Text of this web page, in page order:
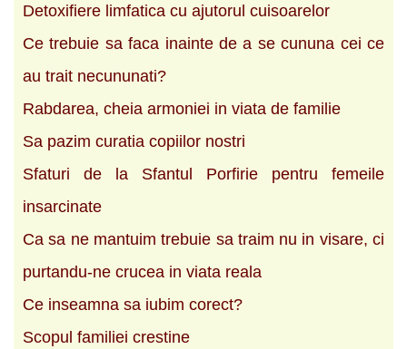
Detoxifiere limfatica cu ajutorul cuisoarelor
Ce trebuie sa faca inainte de a se cununa cei ce
au trait necununati?
Rabdarea, cheia armoniei in viata de familie
Sa pazim curatia copiilor nostri
Sfaturi de la Sfantul Porfirie pentru femeile
insarcinate
Ca sa ne mantuim trebuie sa traim nu in visare, ci
purtandu-ne crucea in viata reala
Ce inseamna sa iubim corect?
Scopul familiei crestine